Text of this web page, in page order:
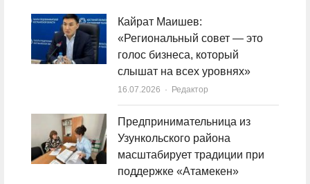
Кайрат Маишев:
«Региональный совет — это
голос бизнеса, который
слышат на всех уровнях»
16.07.2026 Author
Редактор
Предпринимательница из
Узункольского района
масштабирует традиции при
поддержке «Атамекен»